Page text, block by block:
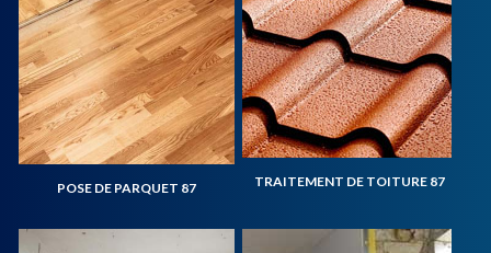
POSE DE PARQUET 87 TRAITEMENT DE TOITURE 87